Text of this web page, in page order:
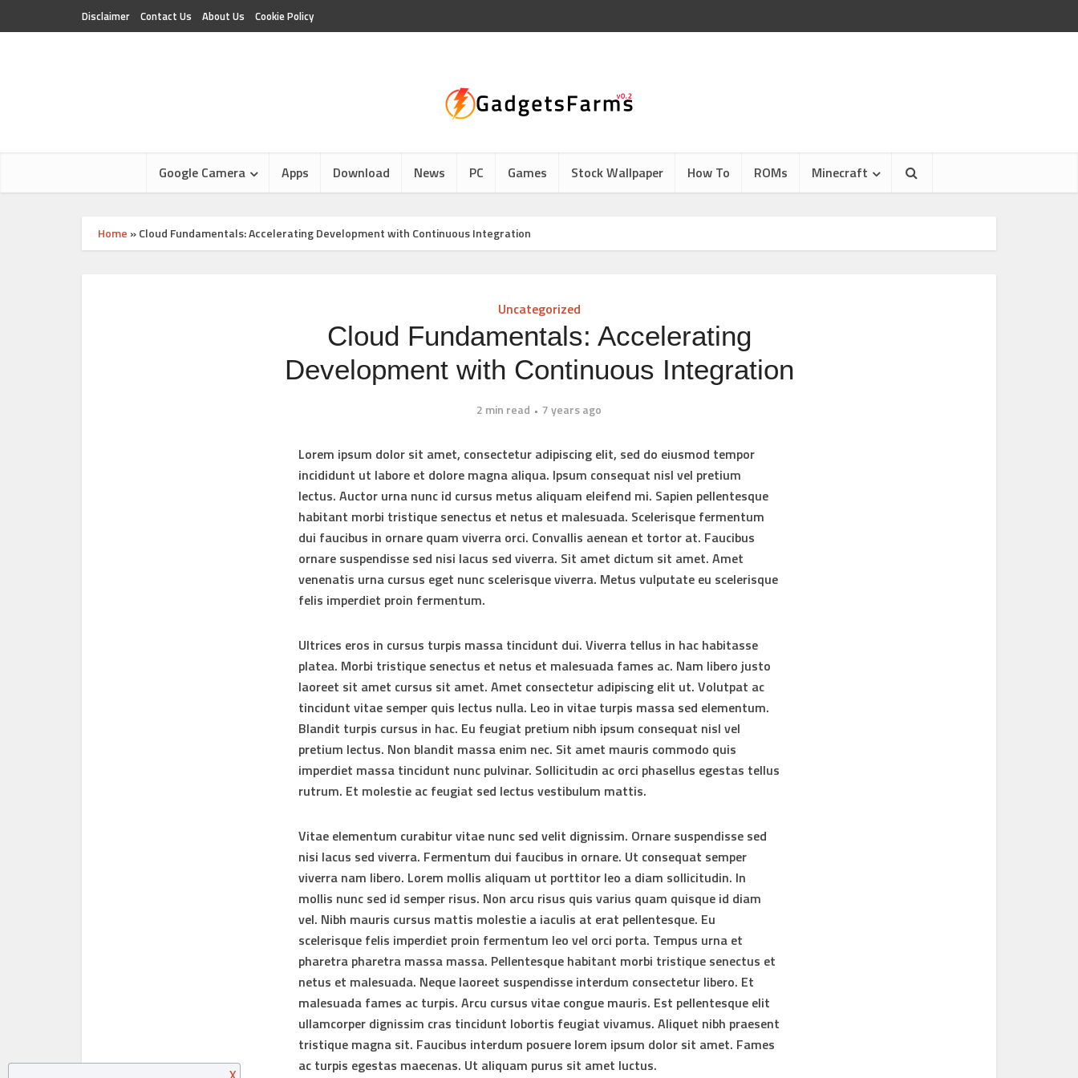
Disclaimer Contact Us About Us Cookie Policy
Google Camera Apps Download News PC Games Stock Wallpaper How To ROMs Minecraft
Home »Cloud Fundamentals: Accelerating Development with Continuous Integration
Uncategorized
Cloud Fundamentals: Accelerating
Development with Continuous Integration
2 min read 7 years ago
Lorem ipsum dolor sit amet, consectetur adipiscing elit, sed do eiusmod tempor
incididunt ut labore et dolore magna aliqua. Ipsum consequat nisl vel pretium
lectus. Auctor urna nunc id cursus metus aliquam eleifend mi. Sapien pellentesque
habitant morbi tristique senectus et netus et malesuada. Scelerisque fermentum
dui faucibus in ornare quam viverra orci. Convallis aenean et tortor at. Faucibus
ornare suspendisse sed nisi lacus sed viverra. Sit amet dictum sit amet. Amet
venenatis urna cursus eget nunc scelerisque viverra. Metus vulputate eu scelerisque
felis imperdiet proin fermentum.
Ultrices eros in cursus turpis massa tincidunt dui. Viverra tellus in hac habitasse
platea. Morbi tristique senectus et netus et malesuada fames ac. Nam libero justo
laoreet sit amet cursus sit amet. Amet consectetur adipiscing elit ut. Volutpat ac
tincidunt vitae semper quis lectus nulla. Leo in vitae turpis massa sed elementum.
Blandit turpis cursus in hac. Eu feugiat pretium nibh ipsum consequat nisl vel
pretium lectus. Non blandit massa enim nec. Sit amet mauris commodo quis
imperdiet massa tincidunt nunc pulvinar. Sollicitudin ac orci phasellus egestas tellus
rutrum. Et molestie ac feugiat sed lectus vestibulum mattis.
Vitae elementum curabitur vitae nunc sed velit dignissim. Ornare suspendisse sed
nisi lacus sed viverra. Fermentum dui faucibus in ornare. Ut consequat semper
viverra nam libero. Lorem mollis aliquam ut porttitor leo a diam sollicitudin. In
mollis nunc sed id semper risus. Non arcu risus quis varius quam quisque id diam
vel. Nibh mauris cursus mattis molestie a iaculis at erat pellentesque. Eu
scelerisque felis imperdiet proin fermentum leo vel orci porta. Tempus urna et
pharetra pharetra massa massa. Pellentesque habitant morbi tristique senectus et
netus et malesuada. Neque laoreet suspendisse interdum consectetur libero. Et
malesuada fames ac turpis. Arcu cursus vitae congue mauris. Est pellentesque elit
ullamcorper dignissim cras tincidunt lobortis feugiat vivamus. Aliquet nibh praesent
tristique magna sit. Faucibus interdum posuere lorem ipsum dolor sit amet. Fames
ac turpis egestas maecenas. Ut aliquam purus sit amet luctus.